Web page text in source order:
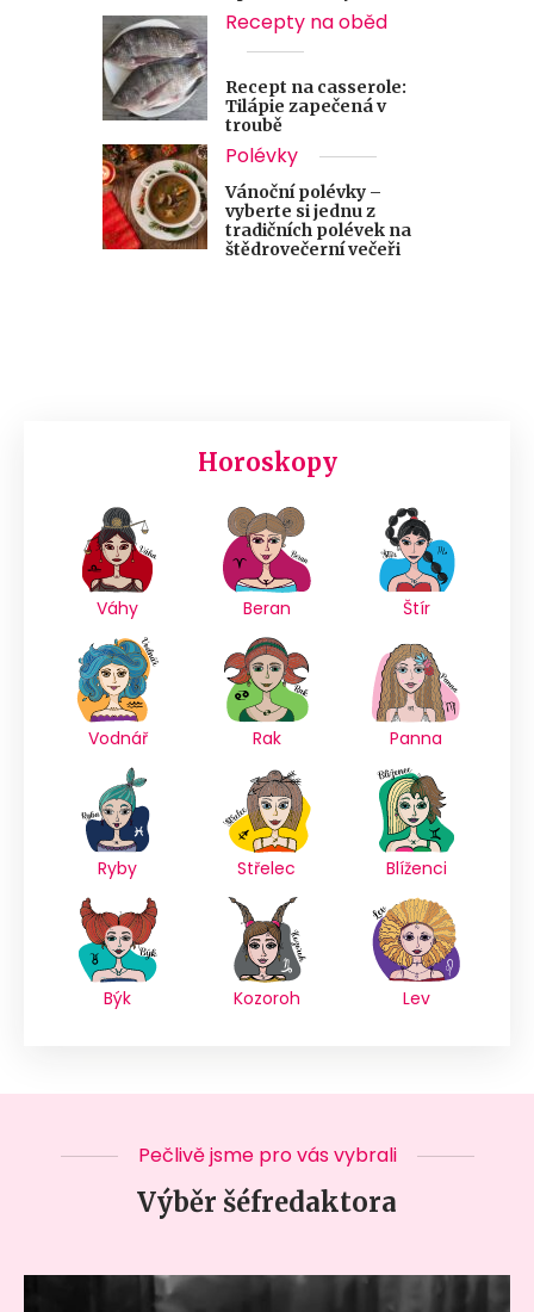
Recepty na oběd
Recept na casserole:
Tilápie zapečená v
troubě
Polévky
Vánoční polévky –
vyberte si jednu z
tradičních polévek na
štědrovečerní večeři
Horoskopy
Váhy Beran Štír
Vodnář Rak Panna
Ryby Střelec Blíženci
Býk Kozoroh Lev
Pečlivě jsme pro vás vybrali
Výběr šéfredaktora